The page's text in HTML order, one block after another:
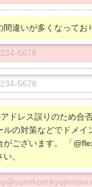
間違いが多くなって
ドレス誤りのため合
の対策などでドメイ
がございます。 「
。